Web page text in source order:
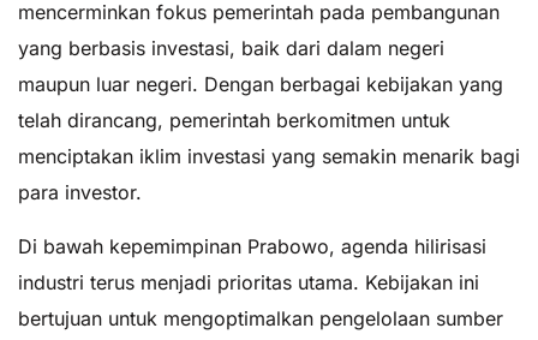
mencerminkan fokus pemerintah pada pembangunan
yang berbasis investasi, baik dari dalam negeri
maupun luar negeri. Dengan berbagai kebijakan yang
telah dirancang, pemerintah berkomitmen untuk
menciptakan iklim investasi yang semakin menarik bagi
para investor.
Di bawah kepemimpinan Prabowo, agenda hilirisasi
industri terus menjadi prioritas utama. Kebijakan ini
bertujuan untuk mengoptimalkan pengelolaan sumber